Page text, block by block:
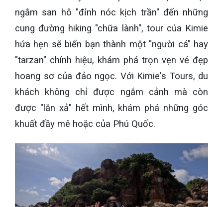
ngắm san hô "đỉnh nóc kịch trần" đến những
cung đường hiking "chữa lành", tour của Kimie
hứa hẹn sẽ biến bạn thành một "người cá" hay
"tarzan" chính hiệu, khám phá trọn vẹn vẻ đẹp
hoang sơ của đảo ngọc. Với Kimie's Tours, du
khách không chỉ được ngắm cảnh mà còn
được "lăn xả" hết mình, khám phá những góc
khuất đầy mê hoặc của Phú Quốc.